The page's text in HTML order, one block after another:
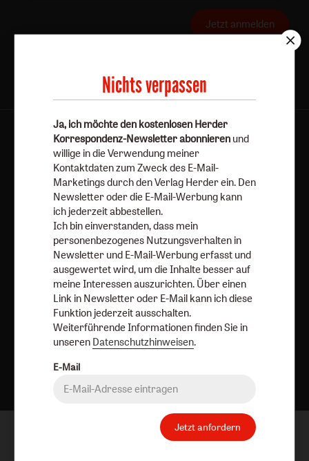
Jetzt anmelden
AGB und Widerrufsbelehrung
Datenschutz
Barrierefreiheit
Impressum
Vertrag widerrufen Abo online kündigen
Nichts verpassen
Ja, ich möchte den kostenlosen Herder
Korrespondenz-Newsletter abonnieren und
willige in die Verwendung meiner
Kontaktdaten zum Zweck des E-Mail-
Marketings durch den Verlag Herder ein. Den
Newsletter oder die E-Mail-Werbung kann
ich jederzeit abbestellen.
Ich bin einverstanden, dass mein
personenbezogenes Nutzungsverhalten in
Newsletter und E-Mail-Werbung erfasst und
ausgewertet wird, um die Inhalte besser auf
meine Interessen auszurichten. Über einen
Link in Newsletter oder E-Mail kann ich diese
Funktion jederzeit ausschalten.
Weiterführende Informationen finden Sie in
unseren Datenschutzhinweisen.
E-Mail
Jetzt anfordern